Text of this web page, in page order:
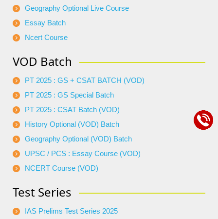
Geography Optional Live Course
Essay Batch
Ncert Course
VOD Batch
PT 2025 : GS + CSAT BATCH (VOD)
PT 2025 : GS Special Batch
PT 2025 : CSAT Batch (VOD)
History Optional (VOD) Batch
Geography Optional (VOD) Batch
UPSC / PCS : Essay Course (VOD)
NCERT Course (VOD)
Test Series
IAS Prelims Test Series 2025